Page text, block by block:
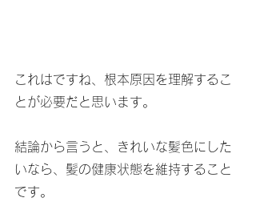
これはですね、根本原因を理解するこ
とが必要だと思います。
結論から言うと、きれいな髪色にした
いなら、髪の健康状態を維持すること
です。